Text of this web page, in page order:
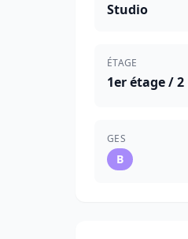
Studio
ÉTAGE
1er étage / 2
GES
B